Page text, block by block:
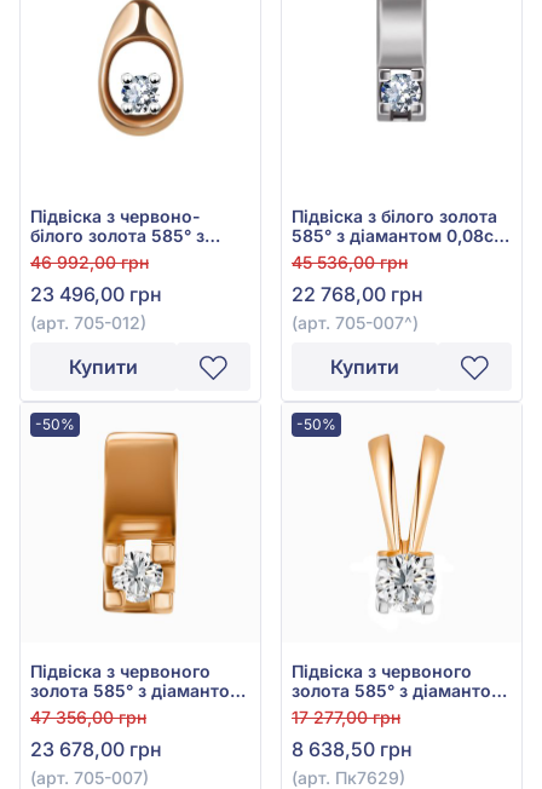
Підвіска з червоно-
білого золота 585° з
діамантом 0,08ct, арт.
705-012
46 992,00 грн
23 496,00 грн
(арт. 705-012)
Купити
Підвіска з білого золота
585° з діамантом 0,08ct,
арт. 705-007
45 536,00 грн
22 768,00 грн
(арт. 705-007^)
Купити
-50%
Підвіска з червоного
золота 585° з діамантом
0,08ct, арт. 705-007
47 356,00 грн
23 678,00 грн
(арт. 705-007)
-50%
Підвіска з червоного
золота 585° з діамантом
0,08ct, арт. Пк7629
17 277,00 грн
8 638,50 грн
(арт. Пк7629)